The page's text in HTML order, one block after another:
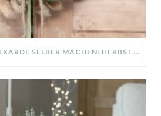
KRANZ AUS WILDEN KARDE SELBER MACHEN: HERBSTDEKO GANZ EINFACH